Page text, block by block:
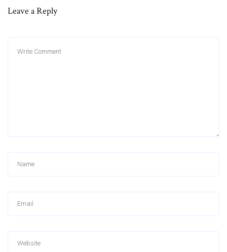
Leave a Reply